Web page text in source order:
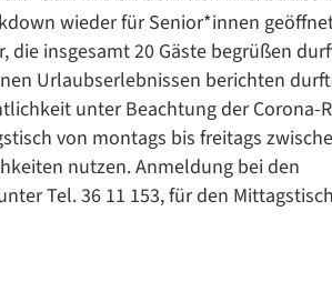
wieder für Senior*innen
die insgesamt 20 Gäste begrüßen
Urlaubserlebnissen berichten
unter Beachtung der Corona-
von montags bis freitags
nutzen. Anmeldung bei den
Tel. 36 11 153, für den Mittagstisch
ZURÜCK
Datenschutzerklärung
Übersetzen
/
Translate
ZURÜCK